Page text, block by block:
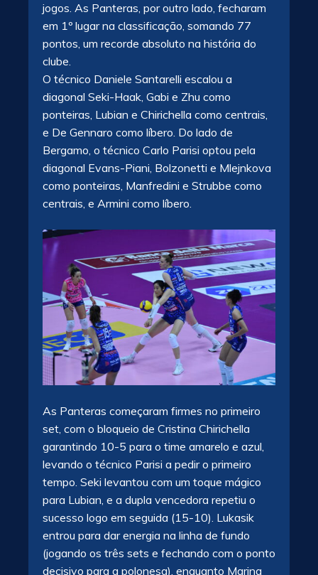
jogos. As Panteras, por outro lado, fecharam
em 1º lugar na classificação, somando 77
pontos, um recorde absoluto na história do
clube.
O técnico Daniele Santarelli escalou a
diagonal Seki-Haak, Gabi e Zhu como
ponteiras, Lubian e Chirichella como centrais,
e De Gennaro como líbero. Do lado de
Bergamo, o técnico Carlo Parisi optou pela
diagonal Evans-Piani, Bolzonetti e Mlejnkova
como ponteiras, Manfredini e Strubbe como
centrais, e Armini como líbero.
As Panteras começaram firmes no primeiro
set, com o bloqueio de Cristina Chirichella
garantindo 10-5 para o time amarelo e azul,
levando o técnico Parisi a pedir o primeiro
tempo. Seki levantou com um toque mágico
para Lubian, e a dupla vencedora repetiu o
sucesso logo em seguida (15-10). Lukasik
entrou para dar energia na linha de fundo
(jogando os três sets e fechando com o ponto
decisivo para a polonesa), enquanto Marina